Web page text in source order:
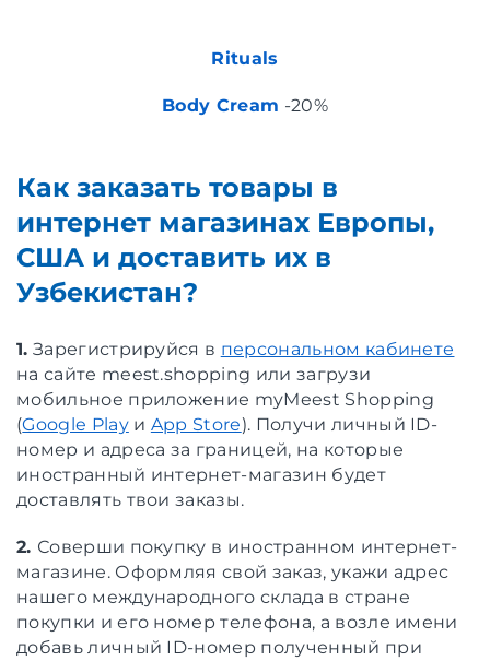
Rituals
Body Cream -20%
Как заказать товары в
интернет магазинах Европы,
США и доставить их в
Узбекистан?
1. Зарегистрируйся в персональном кабинете
на сайте meest.shopping или загрузи
мобильное приложение myMeest Shopping
(Google Playи App Store). Получи личный ID-
номер и адреса за границей, на которые
иностранный интернет-магазин будет
доставлять твои заказы.
2. Соверши покупку в иностранном интернет-
магазине. Оформляя свой заказ, укажи адрес
нашего международного склада в стране
покупки и его номер телефона, а возле имени
добавь личный ID-номер полученный при